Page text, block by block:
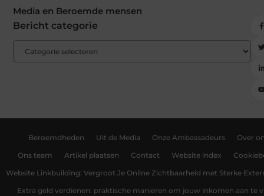
Media en Beroemde mensen
Bericht categorie
Beroemdheden Uit de Media Onze Ambassadeurs Over
Ons team Artikel plaatsen Contact Website index
Website Linkbuilding: Vergroot Je Online Zichtbaarheid met Sterke
Extra geld verdienen: praktische manieren om jouw inkomen aan te